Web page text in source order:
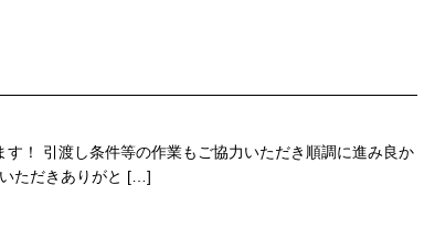
！ 引渡し条件等の作業もご協力いただき順調に進み良か
ただきありがと […]